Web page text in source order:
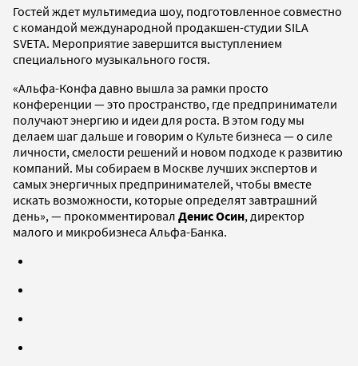
Гостей ждет мультимедиа шоу, подготовленное совместно
с командой международной продакшен-студии SILA
SVETA. Мероприятие завершится выступлением
специального музыкального гостя.
«Альфа-Конфа давно вышла за рамки просто
конференции — это пространство, где предприниматели
получают энергию и идеи для роста. В этом году мы
делаем шаг дальше и говорим о Культе бизнеса — о силе
личности, смелости решений и новом подходе к развитию
компаний. Мы собираем в Москве лучших экспертов и
самых энергичных предпринимателей, чтобы вместе
искать возможности, которые определят завтрашний
день», — прокомментировал Денис Осин, директор
малого и микробизнеса Альфа-Банка.